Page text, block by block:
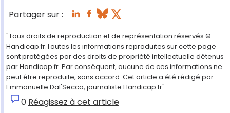
Partager sur :
"Tous droits de reproduction et de représentation réservés.©
Handicap.fr.Toutes les informations reproduites sur cette page
sont protégées par des droits de propriété intellectuelle détenus
par Handicap.fr. Par conséquent, aucune de ces informations ne
peut être reproduite, sans accord. Cet article a été rédigé par
Emmanuelle Dal'Secco, journaliste Handicap.fr"
0 Réagissez à cet article